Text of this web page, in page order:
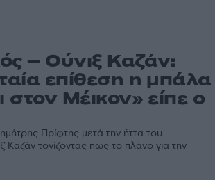
– Ούνιξ Καζάν:
επίθεση η μπάλα
στον Μέικον» είπε ο
Πρίφτης μετά την ήττα του
Καζάν τονίζοντας πως το πλάνο για την